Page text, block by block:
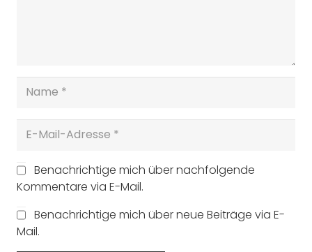
Benachrichtige mich über nachfolgende
Kommentare via E-Mail.
Benachrichtige mich über neue Beiträge via E-
Mail.